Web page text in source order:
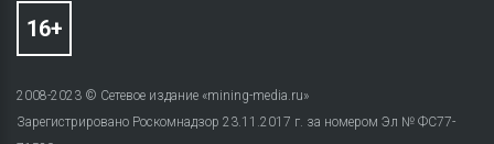
2008-2023 © Сетевое издание «mining-media.ru»
Зарегистрировано Роскомнадзор 23.11.2017 г. за номером Эл № ФС77-